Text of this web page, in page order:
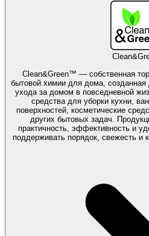
Clean&Green™ — собственная
бытовой химии для дома,
ухода за домом в повседневной
средства для уборки кухни,
поверхностей, косметические
других бытовых задач.
практичность, эффективность и
поддерживать порядок, свежесть